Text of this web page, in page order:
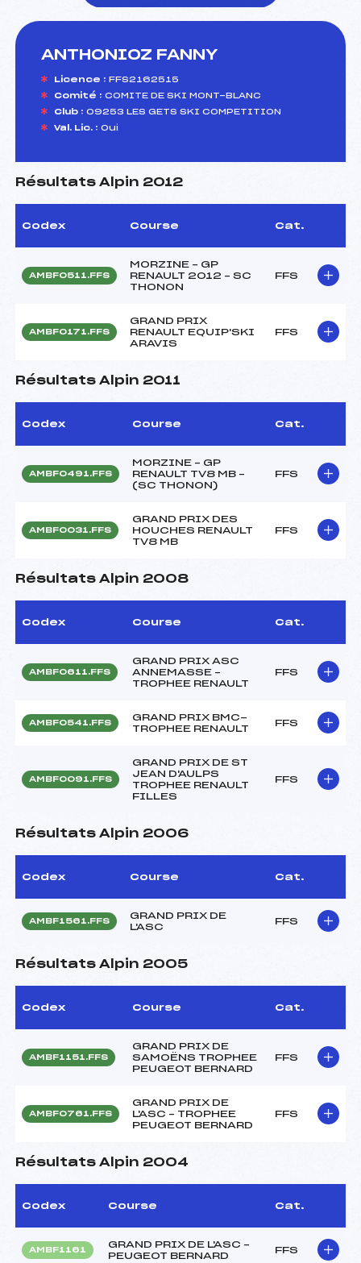
ANTHONIOZ FANNY
Licence : FFS2162515
Comité : COMITE DE SKI MONT-BLANC
Club : 09253 LES GETS SKI COMPETITION
Val. Lic. : Oui
Résultats Alpin 2012
Codex Course Cat.
AMBF0511.FFS
MORZINE – GP
RENAULT 2012 – SC
THONON
FFS
AMBF0171.FFS
GRAND PRIX
RENAULT EQUIP'SKI
ARAVIS
FFS
Résultats Alpin 2011
Codex Course Cat.
AMBF0491.FFS
MORZINE – GP
RENAULT TV8 MB –
(SC THONON)
FFS
AMBF0031.FFS
GRAND PRIX DES
HOUCHES RENAULT
TV8 MB
FFS
Résultats Alpin 2008
Codex Course Cat.
AMBF0611.FFS
GRAND PRIX ASC
ANNEMASSE –
TROPHEE RENAULT
FFS
AMBF0541.FFS
GRAND PRIX BMC-
TROPHEE RENAULT
FFS
AMBF0091.FFS
GRAND PRIX DE ST
JEAN D'AULPS
TROPHEE RENAULT
FILLES
FFS
Résultats Alpin 2006
Codex Course Cat.
AMBF1561.FFS
GRAND PRIX DE
L'ASC
FFS
Résultats Alpin 2005
Codex Course Cat.
AMBF1151.FFS
GRAND PRIX DE
SAMOËNS TROPHEE
PEUGEOT BERNARD
FFS
AMBF0761.FFS
GRAND PRIX DE
L'ASC – TROPHEE
PEUGEOT BERNARD
FFS
Résultats Alpin 2004
Codex Course Cat.
AMBF1161
GRAND PRIX DE L'ASC –
PEUGEOT BERNARD
FFS